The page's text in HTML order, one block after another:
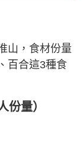
山，食材份量
百合這3種食
份量）